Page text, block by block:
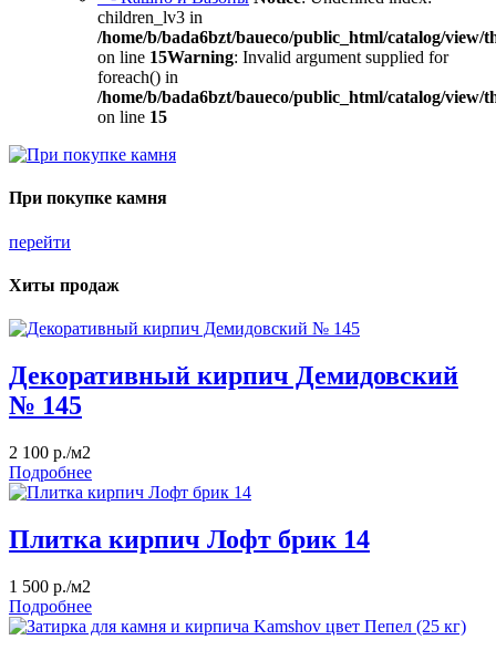
children_lv3 in
/home/b/bada6bzt/baueco/public_html/catalog/view/
on line 15Warning: Invalid argument supplied for
foreach() in
/home/b/bada6bzt/baueco/public_html/catalog/view/
on line 15
При покупке камня
перейти
Хиты продаж
Декоративный кирпич Демидовский
№ 145
2 100 р./м2
Подробнее
Плитка кирпич Лофт брик 14
1 500 р./м2
Подробнее